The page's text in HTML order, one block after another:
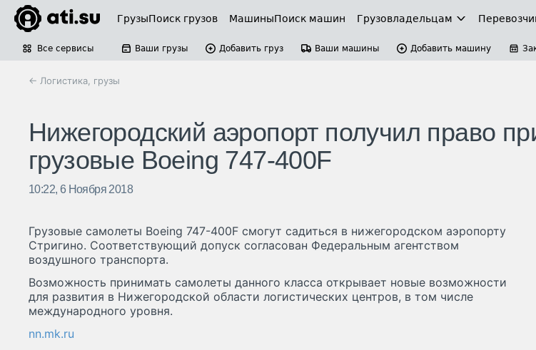
ГрузыПоиск грузов МашиныПоиск машин Грузовладельцам
Все сервисы Ваши грузы Добавить груз Ваши машины Добавить машину
← Логистика, грузы
Нижегородский аэропорт получил право
грузовые Boeing 747-400F
10:22, 6 Ноября 2018
Грузовые самолеты Boeing 747-400F смогут садиться в нижегородском аэропорту
Стригино. Соответствующий допуск согласован Федеральным агентством
воздушного транспорта.
Возможность принимать самолеты данного класса открывает новые возможности
для развития в Нижегородской области логистических центров, в том числе
международного уровня.
nn.mk.ru